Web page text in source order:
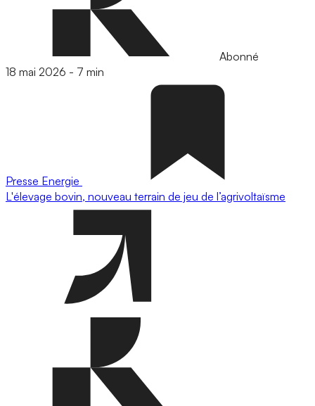
Abonné
18 mai 2026 - 7 min
Presse Energie
L'élevage bovin, nouveau terrain de jeu de l’agrivoltaïsme